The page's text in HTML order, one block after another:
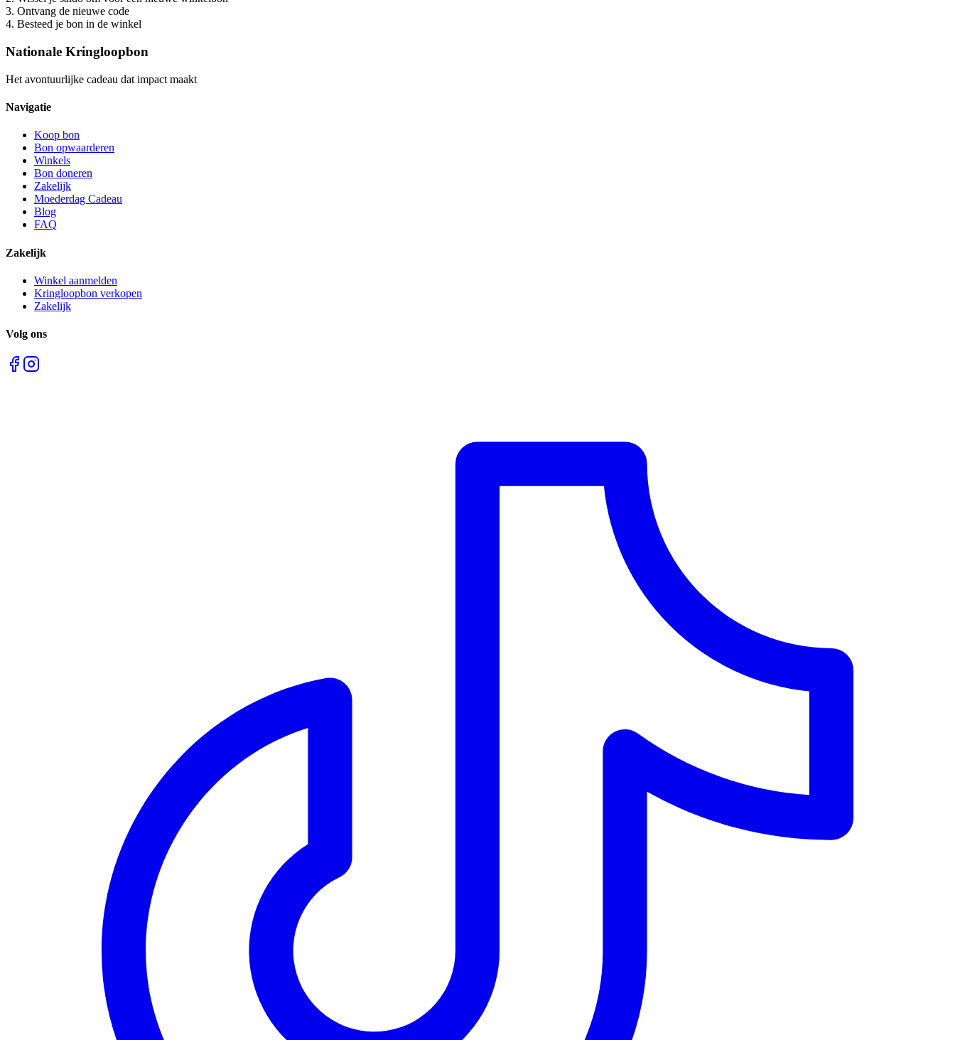
3. Ontvang de nieuwe code
4. Besteed je bon in de winkel
Nationale Kringloopbon
Het avontuurlijke cadeau dat impact maakt
Navigatie
Koop bon
Bon opwaarderen
Winkels
Bon doneren
Zakelijk
Moederdag Cadeau
Blog
FAQ
Zakelijk
Winkel aanmelden
Kringloopbon verkopen
Zakelijk
Volg ons